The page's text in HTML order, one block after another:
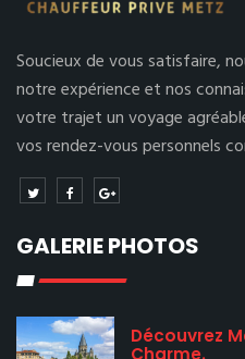
Soucieux de vous satisfaire,
notre expérience et nos
votre trajet un voyage
vos rendez-vous personnels
GALERIE PHOTOS
Découvrez
Charme.